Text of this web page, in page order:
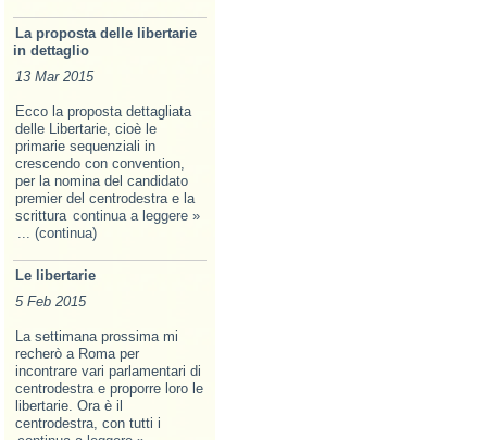
La proposta delle libertarie
in dettaglio
13 Mar 2015
Ecco la proposta dettagliata
delle Libertarie, cioè le
primarie sequenziali in
crescendo con convention,
per la nomina del candidato
premier del centrodestra e la
scrittura continua a leggere »
... (continua)
Le libertarie
5 Feb 2015
La settimana prossima mi
recherò a Roma per
incontrare vari parlamentari di
centrodestra e proporre loro le
libertarie. Ora è il
centrodestra, con tutti i